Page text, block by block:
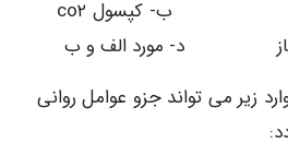
د- مورد الف و ب
موارد زیر می تواند جزو عوامل روانی